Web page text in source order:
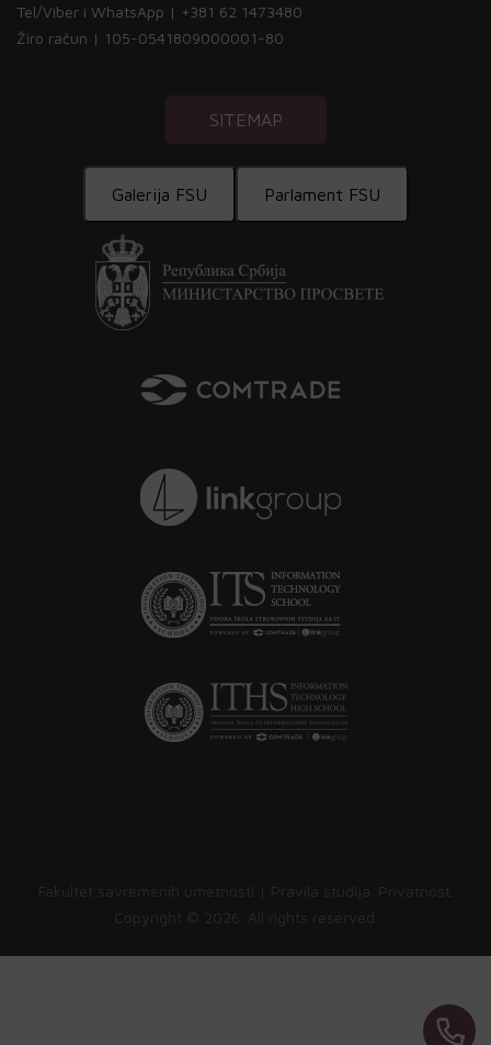
Tel/Viber i WhatsApp | +381 62 1473480
Žiro račun | 105-0541809000001-80
SITEMAP
Galerija FSU Parlament FSU